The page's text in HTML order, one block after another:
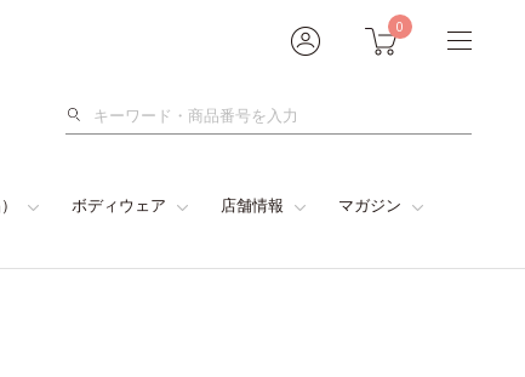
0
検
ボディウェア 店舗情報 マガジン